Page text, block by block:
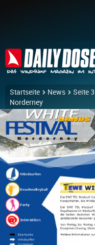
Startseite News Seite
Norderney